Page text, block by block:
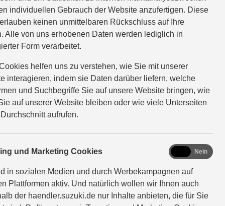
individuellen Gebrauch der Website anzufertigen. Diese
keinen unmittelbaren Rückschluss auf Ihre
Alle von uns erhobenen Daten werden lediglich in
Form verarbeitet.
helfen uns zu verstehen, wie Sie mit unserer
interagieren, indem sie Daten darüber liefern, welche
und Suchbegriffe Sie auf unsere Website bringen, wie
auf unserer Website bleiben oder wie viele Unterseiten
aufrufen.
und Marketing Cookies
in sozialen Medien und durch Werbekampagnen auf
Plattformen aktiv. Und natürlich wollen wir Ihnen auch
der haendler.suzuki.de nur Inhalte anbieten, die für Sie
marketing
Nein
oder